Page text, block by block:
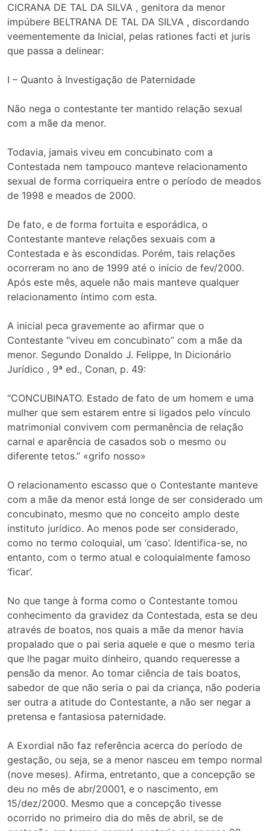
CICRANA DE TAL DA SILVA , genitora da menor
impúbere BELTRANA DE TAL DA SILVA , discordando
veementemente da Inicial, pelas rationes facti et juris
que passa a delinear:
I – Quanto à Investigação de Paternidade
Não nega o contestante ter mantido relação sexual
com a mãe da menor.
Todavia, jamais viveu em concubinato com a
Contestada nem tampouco manteve relacionamento
sexual de forma corriqueira entre o período de meados
de 1998 e meados de 2000.
De fato, e de forma fortuita e esporádica, o
Contestante manteve relações sexuais com a
Contestada e às escondidas. Porém, tais relações
ocorreram no ano de 1999 até o início de fev/2000.
Após este mês, aquele não mais manteve qualquer
relacionamento íntimo com esta.
A inicial peca gravemente ao afirmar que o
Contestante “viveu em concubinato” com a mãe da
menor. Segundo Donaldo J. Felippe, In Dicionário
Jurídico , 9ª ed., Conan, p. 49:
“CONCUBINATO. Estado de fato de um homem e uma
mulher que sem estarem entre si ligados pelo vínculo
matrimonial convivem com permanência de relação
carnal e aparência de casados sob o mesmo ou
diferente tetos.” «grifo nosso»
O relacionamento escasso que o Contestante manteve
com a mãe da menor está longe de ser considerado um
concubinato, mesmo que no conceito amplo deste
instituto jurídico. Ao menos pode ser considerado,
como no termo coloquial, um ‘caso’. Identifica-se, no
entanto, com o termo atual e coloquialmente famoso
‘ficar’.
No que tange à forma como o Contestante tomou
conhecimento da gravidez da Contestada, esta se deu
através de boatos, nos quais a mãe da menor havia
propalado que o pai seria aquele e que o mesmo teria
que lhe pagar muito dinheiro, quando requeresse a
pensão da menor. Ao tomar ciência de tais boatos,
sabedor de que não seria o pai da criança, não poderia
ser outra a atitude do Contestante, a não ser negar a
pretensa e fantasiosa paternidade.
A Exordial não faz referência acerca do período de
gestação, ou seja, se a menor nasceu em tempo normal
(nove meses). Afirma, entretanto, que a concepção se
deu no mês de abr/20001, e o nascimento, em
15/dez/2000. Mesmo que a concepção tivesse
ocorrido no primeiro dia do mês de abril, se de